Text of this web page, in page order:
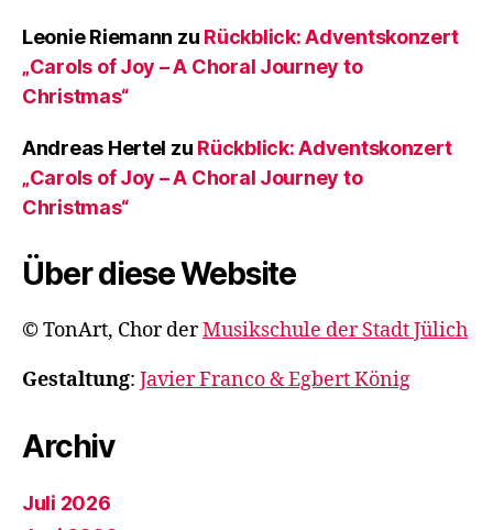
Leonie Riemann zu Rückblick: Adventskonzert
„Carols of Joy – A Choral Journey to
Christmas“
Andreas Hertel zu Rückblick: Adventskonzert
„Carols of Joy – A Choral Journey to
Christmas“
Über diese Website
© TonArt, Chor derMusikschule der Stadt Jülich
Gestaltung: Javier Franco & Egbert König
Archiv
Juli 2026